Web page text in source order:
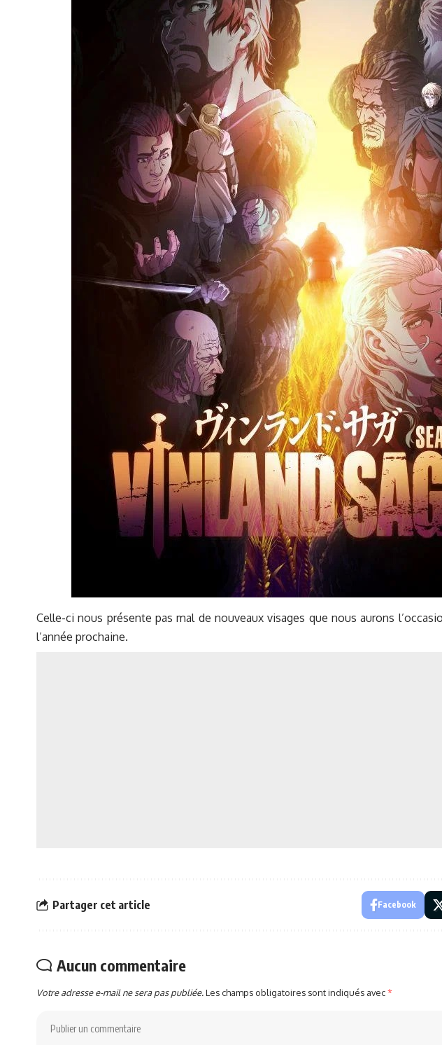
Celle-ci nous présente pas mal de nouveaux visages que nous aurons
l’année prochaine.
Partager cet article Facebook
Aucun commentaire
Votre adresse e-mail ne sera pas publiée.Les champs obligatoires sont indiqués avec*